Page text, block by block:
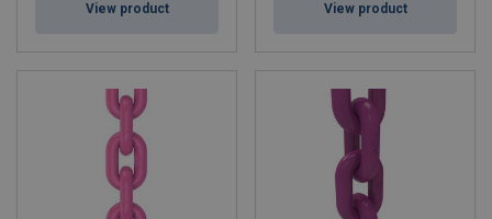
View product View product